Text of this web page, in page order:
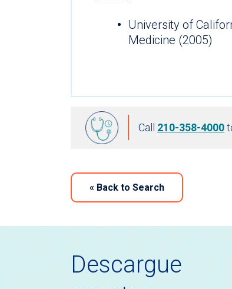
University of
Medicine (2005)
Call 210-358-4000
« Back to Search
Descargue